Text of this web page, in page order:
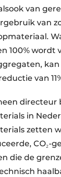
van
van
100% wordt
van
in
zetten
CO₂-
die de